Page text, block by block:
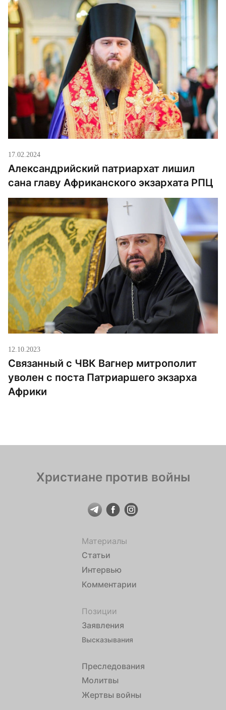
17.02.2024
Александрийский патриархат лишил
сана главу Африканского экзархата РПЦ
12.10.2023
Связанный с ЧВК Вагнер митрополит
уволен с поста Патриаршего экзарха
Африки
Христиане против войны
Материалы
Статьи
Интервью
Комментарии
Позиции
Заявления
Высказывания
Преследования
Молитвы
Жертвы войны